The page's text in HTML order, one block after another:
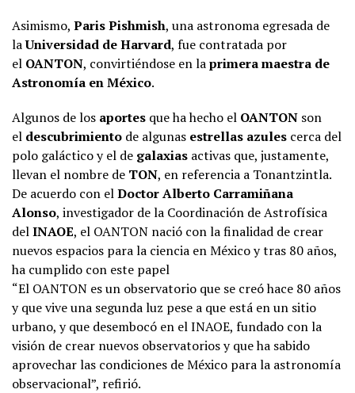
Asimismo, Paris Pishmish, una astronoma egresada de
laUniversidad de Harvard, fue contratada por
el OANTON, convirtiéndose en laprimera maestra de
Astronomía en México.
Algunos de los aportes que ha hecho el OANTON son
el descubrimiento de algunas estrellas azules cerca del
polo galáctico y el de galaxias activas que, justamente,
llevan el nombre de TON, en referencia a Tonantzintla.
De acuerdo con elDoctor Alberto Carramiñana
Alonso, investigador de la Coordinación de Astrofísica
delINAOE, el OANTON nació con la finalidad de crear
nuevos espacios para la ciencia en México y tras 80 años,
ha cumplido con este papel
“El OANTON es un observatorio que se creó hace 80 años
y que vive una segunda luz pese a que está en un sitio
urbano, y que desembocó en el INAOE, fundado con la
visión de crear nuevos observatorios y que ha sabido
aprovechar las condiciones de México para la astronomía
observacional”, refirió.